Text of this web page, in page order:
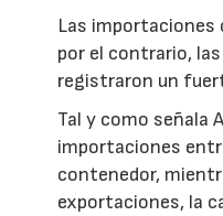
Las importaciones
por el contrario,
registraron un
Tal y como señala
importaciones
contenedor,
exportaciones, la